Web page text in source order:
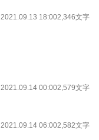
2021.09.13 18:002,346文字
2021.09.14 00:002,579文字
2021.09.14 06:002,582文字